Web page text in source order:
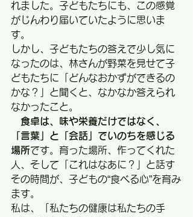
れました。子どもたちにも、この感覚
がじんわり届いていたように思いま
す。
しかし、子どもたちの答えで少し気に
なったのは、林さんが野菜を見せて子
どもたちに「どんなおかずができるの
かな？」と聞くと、なかなか答えられ
なかったこと。
食卓は、味や栄養だけではなく、
「言葉」と「会話」でいのちを感じる
場所です。育った場所、作ってくれた
人、そして「これはなあに？」と話す
その時間が、子どもの“食べる心”を育み
ます。
私は、「私たちの健康は私たちの手